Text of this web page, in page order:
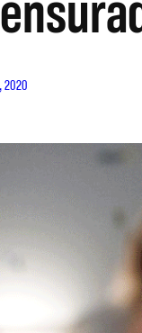
2020